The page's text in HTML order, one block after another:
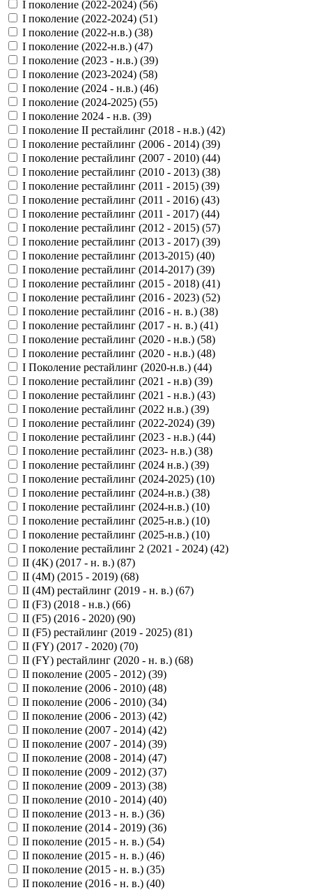
I поколение (2022-2024) (56)
I поколение (2022-2024) (51)
I поколение (2022-н.в.) (38)
I поколение (2022-н.в.) (47)
I поколение (2023 - н.в.) (39)
I поколение (2023-2024) (58)
I поколение (2024 - н.в.) (46)
I поколение (2024-2025) (55)
I поколение 2024 - н.в. (39)
I поколение II рестайлинг (2018 - н.в.) (42)
I поколение рестайлинг (2006 - 2014) (39)
I поколение рестайлинг (2007 - 2010) (44)
I поколение рестайлинг (2010 - 2013) (38)
I поколение рестайлинг (2011 - 2015) (39)
I поколение рестайлинг (2011 - 2016) (43)
I поколение рестайлинг (2011 - 2017) (44)
I поколение рестайлинг (2012 - 2015) (57)
I поколение рестайлинг (2013 - 2017) (39)
I поколение рестайлинг (2013-2015) (40)
I поколение рестайлинг (2014-2017) (39)
I поколение рестайлинг (2015 - 2018) (41)
I поколение рестайлинг (2016 - 2023) (52)
I поколение рестайлинг (2016 - н. в.) (38)
I поколение рестайлинг (2017 - н. в.) (41)
I поколение рестайлинг (2020 - н.в.) (58)
I поколение рестайлинг (2020 - н.в.) (48)
I Поколение рестайлинг (2020-н.в.) (44)
I поколение рестайлинг (2021 - н.в) (39)
I поколение рестайлинг (2021 - н.в.) (43)
I поколение рестайлинг (2022 н.в.) (39)
I поколение рестайлинг (2022-2024) (39)
I поколение рестайлинг (2023 - н.в.) (44)
I поколение рестайлинг (2023- н.в.) (38)
I поколение рестайлинг (2024 н.в.) (39)
I поколение рестайлинг (2024-2025) (10)
I поколение рестайлинг (2024-н.в.) (38)
I поколение рестайлинг (2024-н.в.) (10)
I поколение рестайлинг (2025-н.в.) (10)
I поколение рестайлинг (2025-н.в.) (10)
I поколение рестайлинг 2 (2021 - 2024) (42)
II (4K) (2017 - н. в.) (87)
II (4M) (2015 - 2019) (68)
II (4M) рестайлинг (2019 - н. в.) (67)
II (F3) (2018 - н.в.) (66)
II (F5) (2016 - 2020) (90)
II (F5) рестайлинг (2019 - 2025) (81)
II (FY) (2017 - 2020) (70)
II (FY) рестайлинг (2020 - н. в.) (68)
II поколение (2005 - 2012) (39)
II поколение (2006 - 2010) (48)
II поколение (2006 - 2010) (34)
II поколение (2006 - 2013) (42)
II поколение (2007 - 2014) (42)
II поколение (2007 - 2014) (39)
II поколение (2008 - 2014) (47)
II поколение (2009 - 2012) (37)
II поколение (2009 - 2013) (38)
II поколение (2010 - 2014) (40)
II поколение (2013 - н. в.) (36)
II поколение (2014 - 2019) (36)
II поколение (2015 - н. в.) (54)
II поколение (2015 - н. в.) (46)
II поколение (2015 - н. в.) (35)
II поколение (2016 - н. в.) (40)